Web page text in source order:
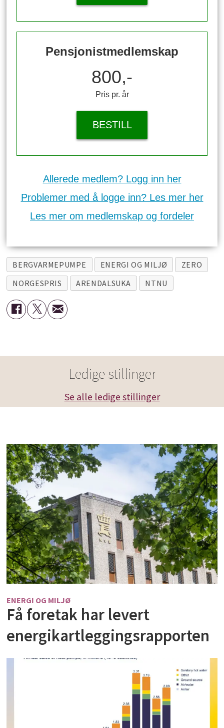
Pensjonistmedlemskap
800,-
Pris pr. år
BESTILL
Allerede medlem? Logg inn her
Problemer med å logge inn? Les mer her
Les mer om medlemskap og fordeler
BERGVARMEPUMPE ENERGI OG MILJØ
ZERO
NORGESPRIS
ARENDALSUKA NTNU
Ledige stillinger
Se alle ledige stillinger
ENERGI OG MILJØ
Få foretak har levert
energikartleggingsrapporten